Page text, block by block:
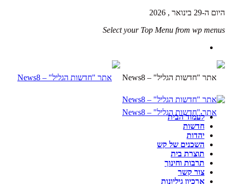
היום ה-29 בינואר , 2026
Select your Top Menu from wp menus
לעמוד הבית
חדשות
יהדות
השכנים של קש
תוצרת בית
תרבות וחינוך
צור קשר
ארכיון גיליונות